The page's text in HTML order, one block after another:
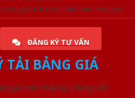
đăng ký tài khoản thành viên thân thiết
ĐĂNG KÝ TƯ VẤN
TẢI BẢNG GIÁ
giá mới nhất từ chúng tôi